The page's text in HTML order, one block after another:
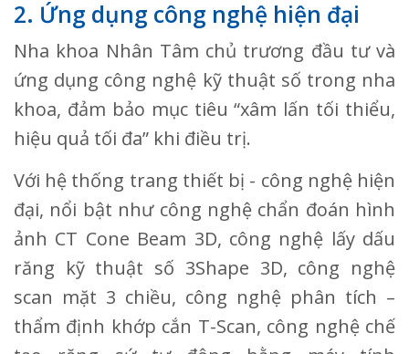
2. Ứng dụng công nghệ hiện đại
Nha khoa Nhân Tâm chủ trương đầu tư và
ứng dụng công nghệ kỹ thuật số trong nha
khoa, đảm bảo mục tiêu “xâm lấn tối thiểu,
hiệu quả tối đa” khi điều trị.
Với hệ thống trang thiết bị - công nghệ hiện
đại, nổi bật như công nghệ chẩn đoán hình
ảnh CT Cone Beam 3D, công nghệ lấy dấu
răng kỹ thuật số 3Shape 3D, công nghệ
scan mặt 3 chiều, công nghệ phân tích –
thẩm định khớp cắn T-Scan, công nghệ chế